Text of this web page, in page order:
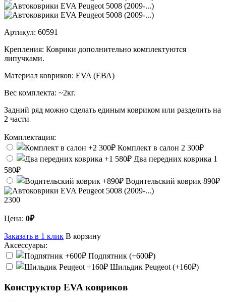
Артикул: 60591
Крепления: Коврики дополнительно комплектуются
липучками.
Материал ковриков: EVA (ЕВА)
Вес комплекта: ~2кг.
Задний ряд можно сделать единым ковриком или разделить на
2 части
Комплектация:
Комплект в салон 2 300₽
Два передних коврика 1
580₽
Водительский коврик 890₽
2300
Цена: 0₽
Заказать в 1 клик В корзину
Аксессуары:
Подпятник (+600₽)
Шильдик Peugeot (+160₽)
Конструктор EVA ковриков